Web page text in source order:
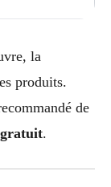
la
produits.
de
.